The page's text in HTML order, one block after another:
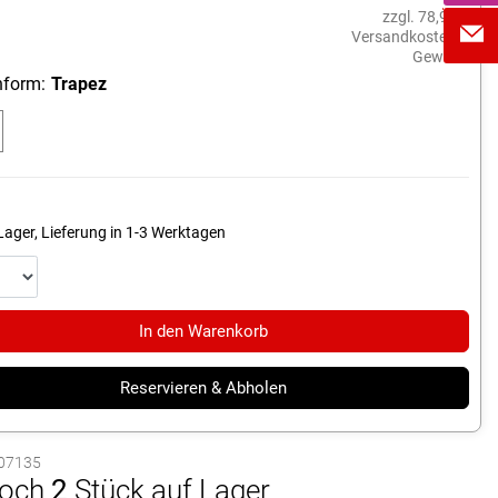
zzgl. 78,99 €
Versandkosten &
Gewicht
Trapez
Lieferung in 1-3 Werktagen
In den Warenkorb
Reservieren & Abholen
2 Stück auf Lager